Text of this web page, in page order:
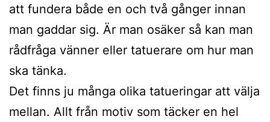
att fundera både en och två gånger innan
man gaddar sig. Är man osäker så kan man
rådfråga vänner eller tatuerare om hur man
ska tänka.
Det finns ju många olika tatueringar att välja
mellan. Allt från motiv som täcker en hel